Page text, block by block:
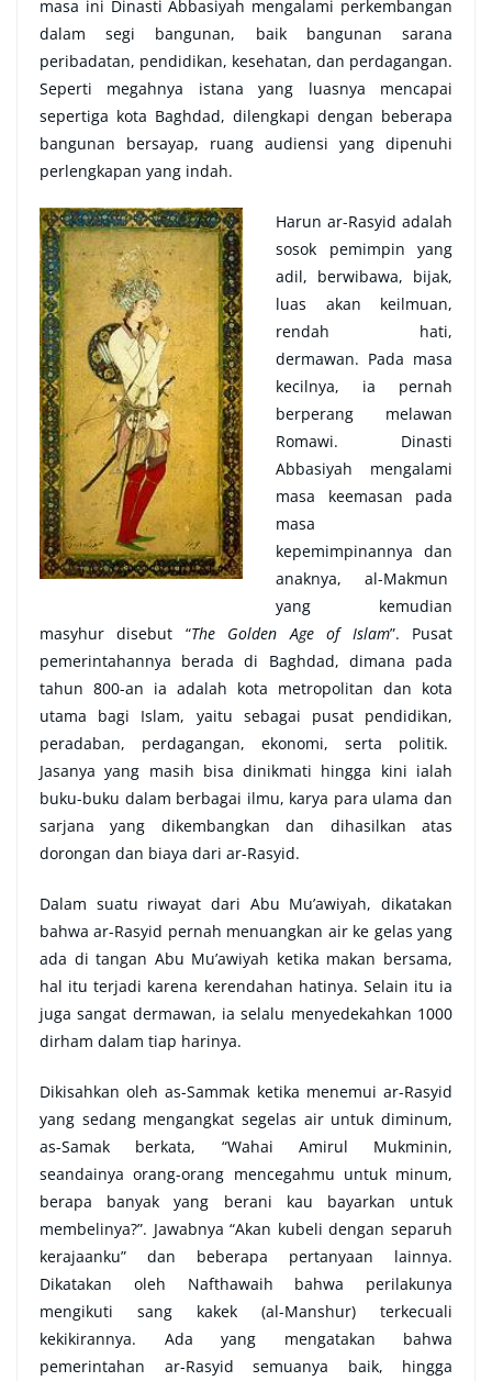
masa ini Dinasti Abbasiyah mengalami perkembangan
dalam segi bangunan, baik bangunan sarana
peribadatan, pendidikan, kesehatan, dan perdagangan.
Seperti megahnya istana yang luasnya mencapai
sepertiga kota Baghdad, dilengkapi dengan beberapa
bangunan bersayap, ruang audiensi yang dipenuhi
perlengkapan yang indah.
Harun ar-Rasyid adalah
sosok pemimpin yang
adil, berwibawa, bijak,
luas akan keilmuan,
rendah hati,
dermawan. Pada masa
kecilnya, ia pernah
berperang melawan
Romawi. Dinasti
Abbasiyah mengalami
masa keemasan pada
masa
kepemimpinannya dan
anaknya, al-Makmun
yang kemudian
masyhur disebut “The Golden Age of Islam”. Pusat
pemerintahannya berada di Baghdad, dimana pada
tahun 800-an ia adalah kota metropolitan dan kota
utama bagi Islam, yaitu sebagai pusat pendidikan,
peradaban, perdagangan, ekonomi, serta politik.
Jasanya yang masih bisa dinikmati hingga kini ialah
buku-buku dalam berbagai ilmu, karya para ulama dan
sarjana yang dikembangkan dan dihasilkan atas
dorongan dan biaya dari ar-Rasyid.
Dalam suatu riwayat dari Abu Mu’awiyah, dikatakan
bahwa ar-Rasyid pernah menuangkan air ke gelas yang
ada di tangan Abu Mu’awiyah ketika makan bersama,
hal itu terjadi karena kerendahan hatinya. Selain itu ia
juga sangat dermawan, ia selalu menyedekahkan 1000
dirham dalam tiap harinya.
Dikisahkan oleh as-Sammak ketika menemui ar-Rasyid
yang sedang mengangkat segelas air untuk diminum,
as-Samak berkata, “Wahai Amirul Mukminin,
seandainya orang-orang mencegahmu untuk minum,
berapa banyak yang berani kau bayarkan untuk
membelinya?”. Jawabnya “Akan kubeli dengan separuh
kerajaanku” dan beberapa pertanyaan lainnya.
Dikatakan oleh Nafthawaih bahwa perilakunya
mengikuti sang kakek (al-Manshur) terkecuali
kekikirannya. Ada yang mengatakan bahwa
pemerintahan ar-Rasyid semuanya baik, hingga